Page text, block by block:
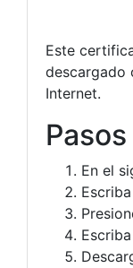
Este
descargado
Internet.
En el